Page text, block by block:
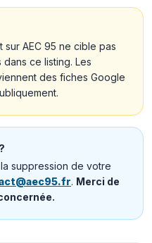
AEC 95 ne cible pas
ce listing. Les
des fiches Google
suppression de votre
. Merci de